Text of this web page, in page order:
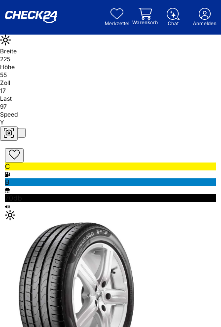
Merkzettel Warenkorb Chat Anmelden
Breite
225
Höhe
55
Zoll
17
Last
97
Speed
Y
C
B
70db